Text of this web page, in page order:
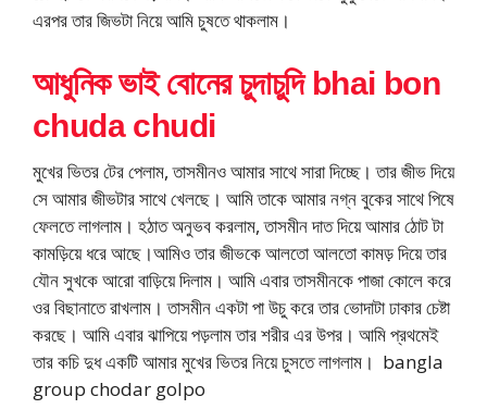
এরপর তার জিভটা নিয়ে আমি চুষতে থাকলাম।
আধুনিক ভাই বোনের চুদাচুদি bhai bon
chuda chudi
মুখের ভিতর টের পেলাম, তাসমীনও আমার সাথে সারা দিচ্ছে। তার জীভ দিয়ে
সে আমার জীভটার সাথে খেলছে। আমি তাকে আমার নগ্ন বুকের সাথে পিষে
ফেলতে লাগলাম। হঠাত অনুভব করলাম, তাসমীন দাত দিয়ে আমার ঠোট টা
কামড়িয়ে ধরে আছে।আমিও তার জীভকে আলতো আলতো কামড় দিয়ে তার
যৌন সুখকে আরো বাড়িয়ে দিলাম। আমি এবার তাসমীনকে পাজা কোলে করে
ওর বিছানাতে রাখলাম। তাসমীন একটা পা উচু করে তার ভোদাটা ঢাকার চেষ্টা
করছে। আমি এবার ঝাপিয়ে পড়লাম তার শরীর এর উপর। আমি প্রথমেই
তার কচি দুধ একটি আমার মুখের ভিতর নিয়ে চুসতে লাগলাম। bangla
group chodar golpo